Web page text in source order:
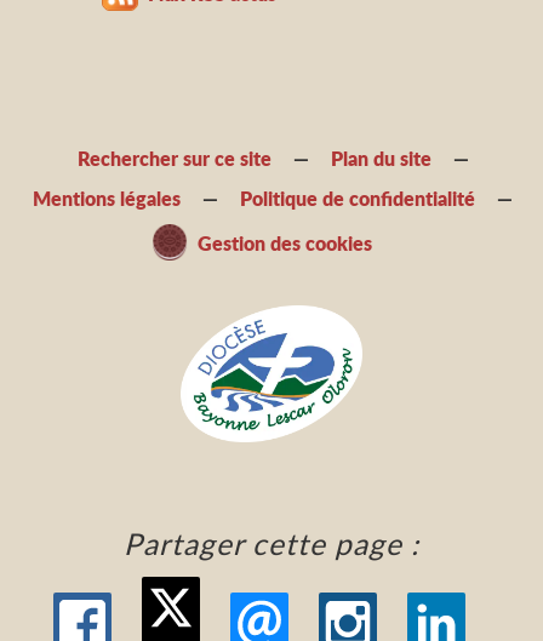
Rechercher sur ce site
Plan du site
Mentions légales
Politique de confidentialité
Gestion des cookies
Partager cette page :